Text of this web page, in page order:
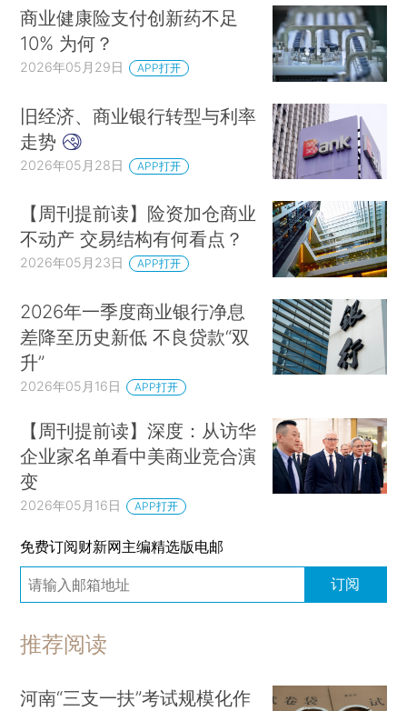
商业健康险支付创新药不足
10% 为何？
2026年05月29日 APP打开
旧经济、商业银行转型与利率
走势
2026年05月28日 APP打开
【周刊提前读】险资加仓商业
不动产 交易结构有何看点？
2026年05月23日 APP打开
2026年一季度商业银行净息
差降至历史新低 不良贷款“双
升”
2026年05月16日 APP打开
【周刊提前读】深度：从访华
企业家名单看中美商业竞合演
变
2026年05月16日 APP打开
免费订阅财新网主编精选版电邮
订阅
推荐阅读
河南“三支一扶”考试规模化作